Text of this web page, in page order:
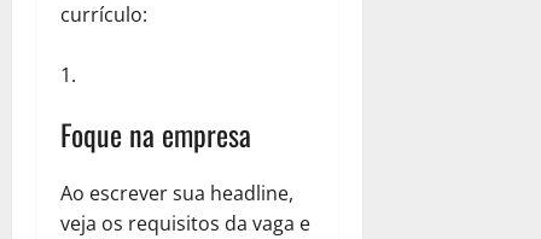
currículo:
Foque na empresa
Ao escrever sua headline,
veja os requisitos da vaga e